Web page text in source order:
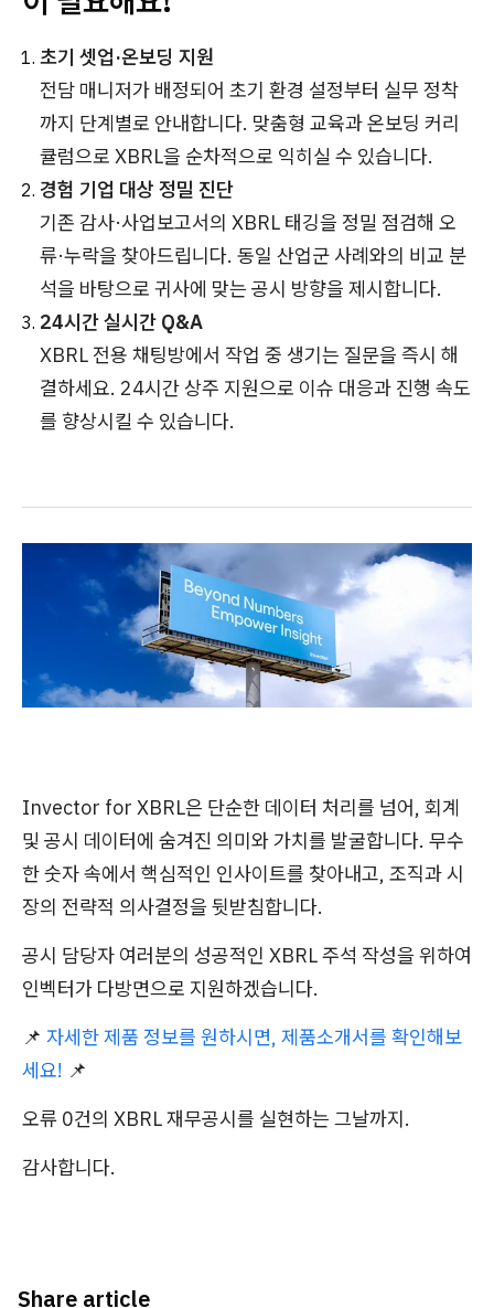
초기 셋업·온보딩 지원
전담 매니저가 배정되어 초기 환경 설정부터 실무 정착
까지 단계별로 안내합니다. 맞춤형 교육과 온보딩 커리
큘럼으로 XBRL을 순차적으로 익히실 수 있습니다.
경험 기업 대상 정밀 진단
기존 감사·사업보고서의 XBRL 태깅을 정밀 점검해 오
류·누락을 찾아드립니다. 동일 산업군 사례와의 비교 분
석을 바탕으로 귀사에 맞는 공시 방향을 제시합니다.
24시간 실시간 Q&A
XBRL 전용 채팅방에서 작업 중 생기는 질문을 즉시 해
결하세요. 24시간 상주 지원으로 이슈 대응과 진행 속도
를 향상시킬 수 있습니다.
Invector for XBRL은 단순한 데이터 처리를 넘어, 회계
및 공시 데이터에 숨겨진 의미와 가치를 발굴합니다. 무수
한 숫자 속에서 핵심적인 인사이트를 찾아내고, 조직과 시
장의 전략적 의사결정을 뒷받침합니다.
공시 담당자 여러분의 성공적인 XBRL 주석 작성을 위하여
인벡터가 다방면으로 지원하겠습니다.
📌 자세한 제품 정보를 원하시면, 제품소개서를 확인해보
세요! 📌
오류 0건의 XBRL 재무공시를 실현하는 그날까지.
감사합니다.
Share article